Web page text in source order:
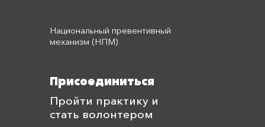
Национальный превентивный
механизм (НПМ)
Присоединиться
Пройти практику и
стать волонтером